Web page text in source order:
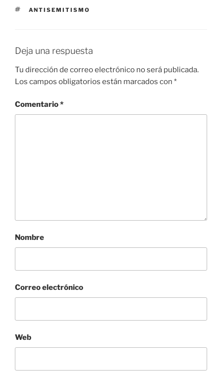
ETIQUETAS
ANTISEMITISMO
Deja una respuesta
Tu dirección de correo electrónico no será publicada.
Los campos obligatorios están marcados con *
Comentario*
Nombre
Correo electrónico
Web